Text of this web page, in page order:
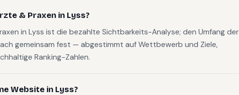
& Praxen in Lyss?
in Lyss ist die bezahlte Sichtbarkeits-Analyse; den Umfang der
gemeinsam fest — abgestimmt auf Wettbewerb und Ziele,
Ranking-Zahlen.
Website in Lyss?